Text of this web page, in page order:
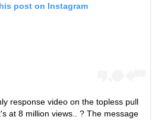
post on Instagram
response video on the topless pull
at 8 million views.. ? The message